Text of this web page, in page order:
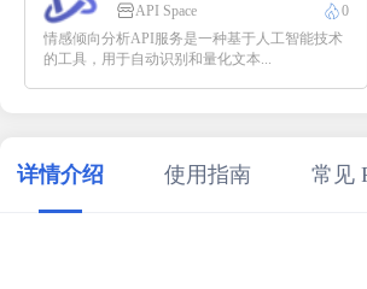
API Space
0
情感倾向分析API服务是一种基于人工智能技术
的工具，用于自动识别和量化文本...
详情介绍 使用指南 常见